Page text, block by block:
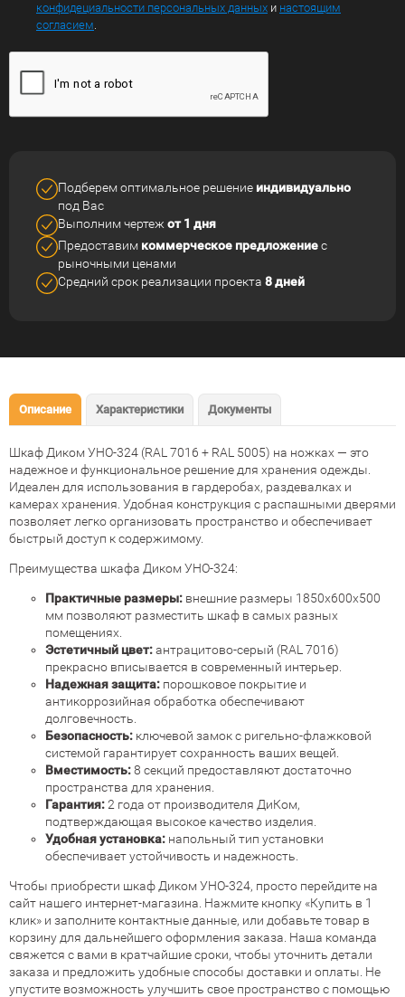
конфидециальности персональных данных и настоящим
согласием.
Подберем оптимальное решение индивидуально
под Вас
Выполним чертеж от 1 дня
Предоставим коммерческое предложениес
рыночными ценами
Средний срок реализации проекта 8 дней
Описание Характеристики Документы
Шкаф Диком УНО-324 (RAL 7016 + RAL 5005) на ножках — это
надежное и функциональное решение для хранения одежды.
Идеален для использования в гардеробах, раздевалках и
камерах хранения. Удобная конструкция с распашными дверями
позволяет легко организовать пространство и обеспечивает
быстрый доступ к содержимому.
Преимущества шкафа Диком УНО-324:
Практичные размеры: внешние размеры 1850x600x500
мм позволяют разместить шкаф в самых разных
помещениях.
Эстетичный цвет:антрацитово-серый (RAL 7016)
прекрасно вписывается в современный интерьер.
Надежная защита: порошковое покрытие и
антикоррозийная обработка обеспечивают
долговечность.
Безопасность: ключевой замок с ригельно-флажковой
системой гарантирует сохранность ваших вещей.
Вместимость:8 секций предоставляют достаточно
пространства для хранения.
Гарантия:2 года от производителя ДиКом,
подтверждающая высокое качество изделия.
Удобная установка: напольный тип установки
обеспечивает устойчивость и надежность.
Чтобы приобрести шкаф Диком УНО-324, просто перейдите на
сайт нашего интернет-магазина. Нажмите кнопку «Купить в 1
клик» и заполните контактные данные, или добавьте товар в
корзину для дальнейшего оформления заказа. Наша команда
свяжется с вами в кратчайшие сроки, чтобы уточнить детали
заказа и предложить удобные способы доставки и оплаты. Не
упустите возможность улучшить свое пространство с помощью